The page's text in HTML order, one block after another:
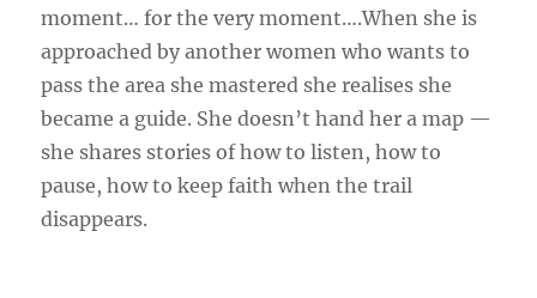
moment… for the very moment….When she is
approached by another women who wants to
pass the area she mastered she realises she
became a guide. She doesn’t hand her a map —
she shares stories of how to listen, how to
pause, how to keep faith when the trail
disappears.